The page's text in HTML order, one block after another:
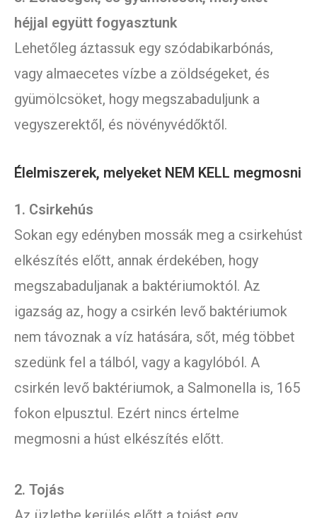
héjjal együtt fogyasztunk
Lehetőleg áztassuk egy szódabikarbónás,
vagy almaecetes vízbe a zöldségeket, és
gyümölcsöket, hogy megszabaduljunk a
vegyszerektől, és növényvédőktől.
Élelmiszerek, melyeket NEM KELL megmosni
1. Csirkehús
Sokan egy edényben mossák meg a csirkehúst
elkészítés előtt, annak érdekében, hogy
megszabaduljanak a baktériumoktól. Az
igazság az, hogy a csirkén levő baktériumok
nem távoznak a víz hatására, sőt, még többet
szedünk fel a tálból, vagy a kagylóból. A
csirkén levő baktériumok, a Salmonella is, 165
fokon elpusztul. Ezért nincs értelme
megmosni a húst elkészítés előtt.
2. Tojás